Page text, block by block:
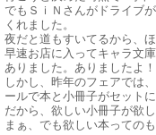
でもＳｉＮさんがドライブ
くれました。
夜だと道もすいてるから、
早速お店に入ってキャラ文
ありました。ありましたよ
しかし、昨年のフェアでは
ールで本と小冊子がセット
だから、欲しい小冊子が欲
まぁ、でも欲しい本っての